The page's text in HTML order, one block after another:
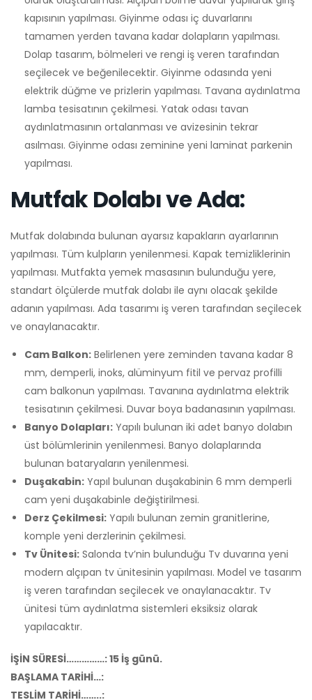
kapısının yapılması. Giyinme odası iç duvarlarını
tamamen yerden tavana kadar dolapların yapılması.
Dolap tasarım, bölmeleri ve rengi iş veren tarafından
seçilecek ve beğenilecektir. Giyinme odasında yeni
elektrik düğme ve prizlerin yapılması. Tavana aydınlatma
lamba tesisatının çekilmesi. Yatak odası tavan
aydınlatmasının ortalanması ve avizesinin tekrar
asılması. Giyinme odası zeminine yeni laminat parkenin
yapılması.
Mutfak Dolabı ve Ada:
Mutfak dolabında bulunan ayarsız kapakların ayarlarının
yapılması. Tüm kulpların yenilenmesi. Kapak temizliklerinin
yapılması. Mutfakta yemek masasının bulunduğu yere,
standart ölçülerde mutfak dolabı ile aynı olacak şekilde
adanın yapılması. Ada tasarımı iş veren tarafından seçilecek
ve onaylanacaktır.
Cam Balkon: Belirlenen yere zeminden tavana kadar 8
mm, demperli, inoks, alüminyum fitil ve pervaz profilli
cam balkonun yapılması. Tavanına aydınlatma elektrik
tesisatının çekilmesi. Duvar boya badanasının yapılması.
Banyo Dolapları: Yapılı bulunan iki adet banyo dolabın
üst bölümlerinin yenilenmesi. Banyo dolaplarında
bulunan bataryaların yenilenmesi.
Duşakabin: Yapıl bulunan duşakabinin 6 mm demperli
cam yeni duşakabinle değiştirilmesi.
Derz Çekilmesi: Yapılı bulunan zemin granitlerine,
komple yeni derzlerinin çekilmesi.
Tv Ünitesi: Salonda tv’nin bulunduğu Tv duvarına yeni
modern alçıpan tv ünitesinin yapılması. Model ve tasarım
iş veren tarafından seçilecek ve onaylanacaktır. Tv
ünitesi tüm aydınlatma sistemleri eksiksiz olarak
yapılacaktır.
İŞİN SÜRESİ……………: 15 İş günü.
BAŞLAMA TARİHİ…:
TESLİM TARİHİ……..: